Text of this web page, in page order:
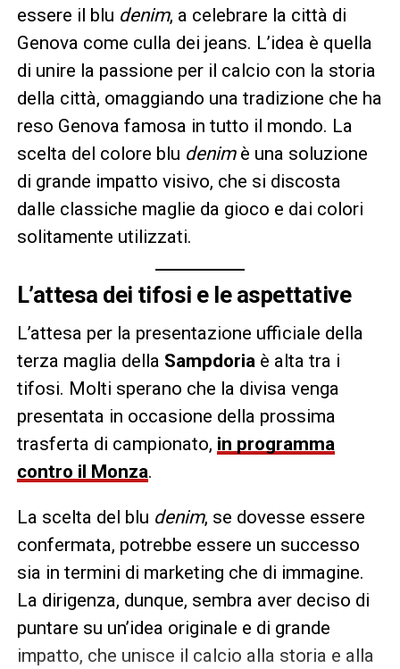
essere il blu denim, a celebrare la città di
Genova come culla dei jeans. L’idea è quella
di unire la passione per il calcio con la storia
della città, omaggiando una tradizione che ha
reso Genova famosa in tutto il mondo. La
scelta del colore blu denim è una soluzione
di grande impatto visivo, che si discosta
dalle classiche maglie da gioco e dai colori
solitamente utilizzati.
L’attesa dei tifosi e le aspettative
L’attesa per la presentazione ufficiale della
terza maglia della Sampdoriaè alta tra i
tifosi. Molti sperano che la divisa venga
presentata in occasione della prossima
trasferta di campionato, in programma
contro il Monza.
La scelta del blu denim, se dovesse essere
confermata, potrebbe essere un successo
sia in termini di marketing che di immagine.
La dirigenza, dunque, sembra aver deciso di
puntare su un’idea originale e di grande
impatto, che unisce il calcio alla storia e alla